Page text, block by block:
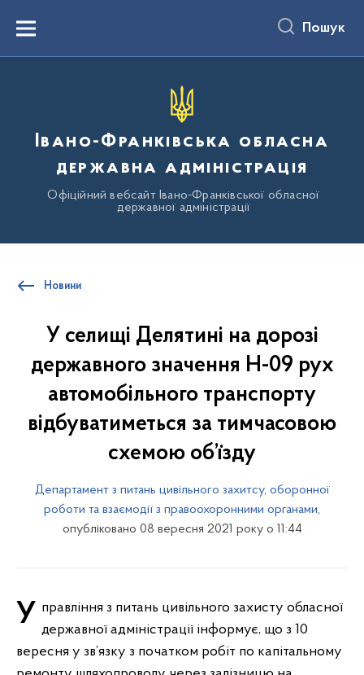
вмістуMenu Пошук
Івано-Франківська обласна
державна адміністрація
Офіційний вебсайт Івано-Франківської обласної
державної адміністрації
Новини
У селищі Делятині на дорозі
державного значення Н-09 рух
автомобільного транспорту
відбуватиметься за тимчасовою
схемою об’їзду
Департамент з питань цивільного захитсу, оборонної
роботи та взаємодії з правоохоронними органами,
опубліковано 08 вересня 2021 року о 11:44
Управління з питань цивільного захисту обласної державної адміністрації інформує, що з 10
вересня у зв’язку з початком робіт по капітальному